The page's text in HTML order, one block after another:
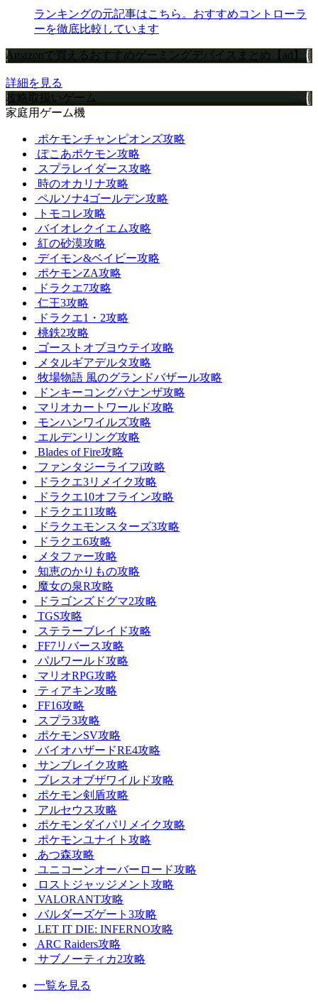
ランキングの元記事はこちら。おすすめコントローラ
ーを徹底比較しています
Amazonで買えるおすすめゲーミングデバイスまとめ【ad】
詳細を見る
攻略取扱いゲーム
家庭用ゲーム機
ポケモンチャンピオンズ攻略
ぽこあポケモン攻略
スプラレイダース攻略
時のオカリナ攻略
ペルソナ4ゴールデン攻略
トモコレ攻略
バイオレクイエム攻略
紅の砂漠攻略
デイモン&ベイビー攻略
ポケモンZA攻略
ドラクエ7攻略
仁王3攻略
ドラクエ1・2攻略
桃鉄2攻略
ゴーストオブヨウテイ攻略
メタルギアデルタ攻略
牧場物語 風のグランドバザール攻略
ドンキーコングバナンザ攻略
マリオカートワールド攻略
モンハンワイルズ攻略
エルデンリング攻略
Blades of Fire攻略
ファンタジーライフi攻略
ドラクエ3リメイク攻略
ドラクエ10オフライン攻略
ドラクエ11攻略
ドラクエモンスターズ3攻略
ドラクエ6攻略
メタファー攻略
知恵のかりもの攻略
魔女の泉R攻略
ドラゴンズドグマ2攻略
TGS攻略
ステラーブレイド攻略
FF7リバース攻略
パルワールド攻略
マリオRPG攻略
ティアキン攻略
FF16攻略
スプラ3攻略
ポケモンSV攻略
バイオハザードRE4攻略
サンブレイク攻略
ブレスオブザワイルド攻略
ポケモン剣盾攻略
アルセウス攻略
ポケモンダイパリメイク攻略
ポケモンユナイト攻略
あつ森攻略
ユニコーンオーバーロード攻略
ロストジャッジメント攻略
VALORANT攻略
バルダーズゲート3攻略
LET IT DIE: INFERNO攻略
ARC Raiders攻略
サブノーティカ2攻略
一覧を見る